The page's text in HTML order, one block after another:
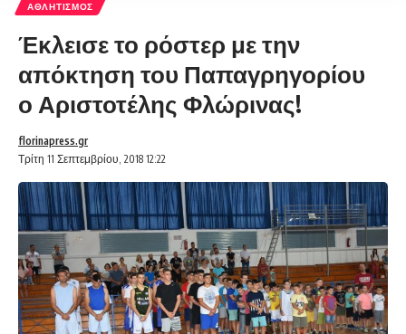
ΑΘΛΗΤΙΣΜΌΣ
Έκλεισε το ρόστερ με την
απόκτηση του Παπαγρηγορίου
ο Αριστοτέλης Φλώρινας!
Τρίτη 11 Σεπτεμβρίου, 2018 12:22
florinapress.gr